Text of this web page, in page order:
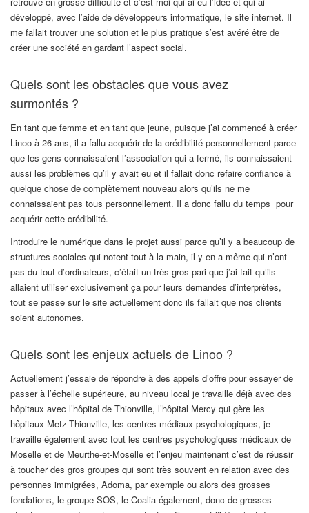
développé, avec l’aide de développeurs informatique, le site internet. Il
me fallait trouver une solution et le plus pratique s’est avéré être de
créer une société en gardant l’aspect social.
Quels sont les obstacles que vous avez
surmontés ?
En tant que femme et en tant que jeune, puisque j’ai commencé à créer
Linoo à 26 ans, il a fallu acquérir de la crédibilité personnellement parce
que les gens connaissaient l’association qui a fermé, ils connaissaient
aussi les problèmes qu’il y avait eu et il fallait donc refaire confiance à
quelque chose de complètement nouveau alors qu’ils ne me
connaissaient pas tous personnellement. Il a donc fallu du temps pour
acquérir cette crédibilité.
Introduire le numérique dans le projet aussi parce qu’il y a beaucoup de
structures sociales qui notent tout à la main, il y en a même qui n’ont
pas du tout d’ordinateurs, c’était un très gros pari que j’ai fait qu’ils
allaient utiliser exclusivement ça pour leurs demandes d’interprètes,
tout se passe sur le site actuellement donc ils fallait que nos clients
soient autonomes.
Quels sont les enjeux actuels de Linoo ?
Actuellement j’essaie de répondre à des appels d’offre pour essayer de
passer à l’échelle supérieure, au niveau local je travaille déjà avec des
hôpitaux avec l’hôpital de Thionville, l’hôpital Mercy qui gère les
hôpitaux Metz-Thionville, les centres médiaux psychologiques, je
travaille également avec tout les centres psychologiques médicaux de
Moselle et de Meurthe-et-Moselle et l’enjeu maintenant c’est de réussir
à toucher des gros groupes qui sont très souvent en relation avec des
personnes immigrées, Adoma, par exemple ou alors des grosses
fondations, le groupe SOS, le Coalia également, donc de grosses